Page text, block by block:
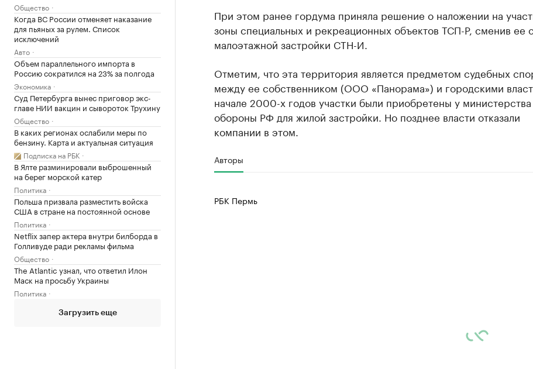
Общество
Когда ВС России отменяет наказание
для пьяных за рулем. Список
исключений
Авто
Объем параллельного импорта в
Россию сократился на 23% за полгода
Экономика
Суд Петербурга вынес приговор экс-
главе НИИ вакцин и сывороток Трухину
Общество
В каких регионах ослабили меры по
бензину. Карта и актуальная ситуация
Подписка на РБК
В Ялте разминировали выброшенный
на берег морской катер
Политика
Польша призвала разместить войска
США в стране на постоянной основе
Политика
Netflix запер актера внутри билборда в
Голливуде ради рекламы фильма
Общество
The Atlantic узнал, что ответил Илон
Маск на просьбу Украины
Политика
Загрузить еще
При этом ранее гордума приняла решение о наложении на
зоны специальных и рекреационных объектов ТСП-Р, сменив ее
малоэтажной застройки СТН-И.
Отметим, что эта территория является предметом судебных
между ее собственником (ООО «Панорама») и городскими
начале 2000-х годов участки были приобретены у министерства
обороны РФ для жилой застройки. Но позднее власти отказали
компании в этом.
Авторы
РБК Пермь